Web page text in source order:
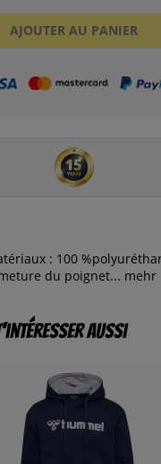
AJOUTER AU PANIER
: 100
du poignet... mehr
aussi